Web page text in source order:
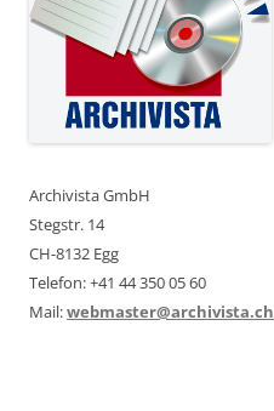
Archivista GmbH
Stegstr. 14
CH-8132 Egg
Telefon: +41 44 350 05 60
Mail:webmaster@archivista.ch